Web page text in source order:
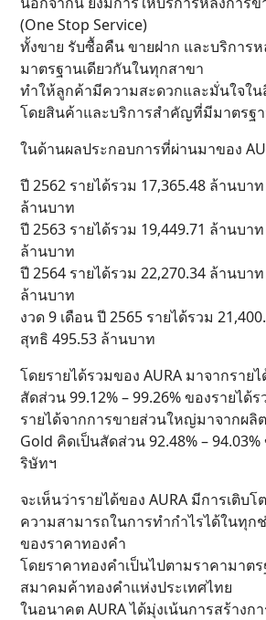
(One Stop Service)
ทั้งขาย รับซื้อคืน ขายฝาก และบริการห
มาตรฐานเดียวกันในทุกสาขา
ทำให้ลูกค้ามีความสะดวกและมั่นใจใ
โดยสินค้าและบริการสำคัญที่มีมาตรฐ
ในด้านผลประกอบการที่ผ่านมาของ
ปี 2562 รายได้รวม 17,365.48 ล้านบา
ล้านบาท
ปี 2563 รายได้รวม 19,449.71 ล้านบา
ล้านบาท
ปี 2564 รายได้รวม 22,270.34 ล้านบา
ล้านบาท
งวด 9 เดือน ปี 2565 รายได้รวม
สุทธิ 495.53 ล้านบาท
โดยรายได้รวมของ AURA มาจากราย
สัดส่วน 99.12% – 99.26% ของรายได้
รายได้จากการขายส่วนใหญ่มาจากผ
Gold คิดเป็นสัดส่วน 92.48% –
ริษัทฯ
จะเห็นว่ารายได้ของ AURA มีการเติบ
ความสามารถในการทำกำไรได้ในทุก
ของราคาทองคำ
โดยราคาทองคำเป็นไปตามราคามาต
สมาคมค้าทองคำแห่งประเทศไทย
ในอนาคต AURA ได้มุ่งเน้นการสร้างก